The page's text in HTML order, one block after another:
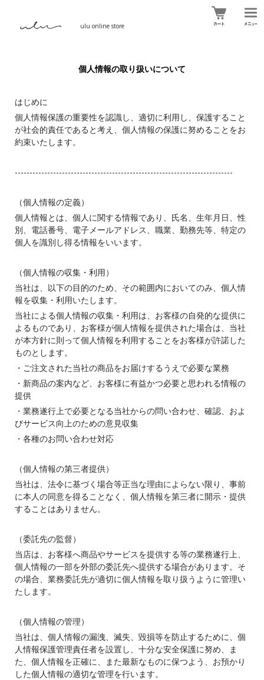
ulu online store
個人情報の取り扱いについて
はじめに
個人情報保護の重要性を認識し、適切に利用し、保護すること
が社会的責任であると考え、個人情報の保護に努めることをお
約束いたします。
--------------------------------------------------------------------------
（個人情報の定義）
個人情報とは、個人に関する情報であり、氏名、生年月日、性
別、電話番号、電子メールアドレス、職業、勤務先等、特定の
個人を識別し得る情報をいいます。
（個人情報の収集・利用）
当社は、以下の目的のため、その範囲内においてのみ、個人情
報を収集・利用いたします。
当社による個人情報の収集・利用は、お客様の自発的な提供に
よるものであり、お客様が個人情報を提供された場合は、当社
が本方針に則って個人情報を利用することをお客様が許諾した
ものとします。
・ご注文された当社の商品をお届けするうえで必要な業務
・新商品の案内など、お客様に有益かつ必要と思われる情報の
提供
・業務遂行上で必要となる当社からの問い合わせ、確認、およ
びサービス向上のための意見収集
・各種のお問い合わせ対応
（個人情報の第三者提供）
当社は、法令に基づく場合等正当な理由によらない限り、事前
に本人の同意を得ることなく、個人情報を第三者に開示・提供
することはありません。
（委託先の監督）
当店は、お客様へ商品やサービスを提供する等の業務遂行上、
個人情報の一部を外部の委託先へ提供する場合があります。そ
の場合、業務委託先が適切に個人情報を取り扱うように管理い
たします。
（個人情報の管理）
当社は、個人情報の漏洩、滅失、毀損等を防止するために、個
人情報保護管理責任者を設置し、十分な安全保護に努め、ま
た、個人情報を正確に、また最新なものに保つよう、お預かり
した個人情報の適切な管理を行います。